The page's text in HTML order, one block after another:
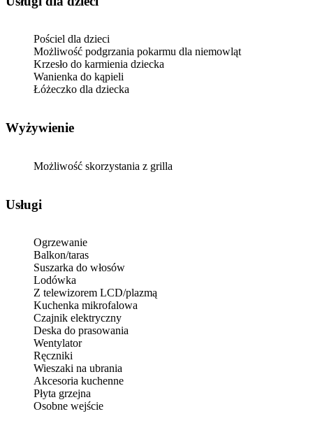
Pościel dla dzieci
Możliwość podgrzania pokarmu dla niemowląt
Krzesło do karmienia dziecka
Wanienka do kąpieli
Łóżeczko dla dziecka
Wyżywienie
Możliwość skorzystania z grilla
Usługi
Ogrzewanie
Balkon/taras
Suszarka do włosów
Lodówka
Z telewizorem LCD/plazmą
Kuchenka mikrofalowa
Czajnik elektryczny
Deska do prasowania
Wentylator
Ręczniki
Wieszaki na ubrania
Akcesoria kuchenne
Płyta grzejna
Osobne wejście